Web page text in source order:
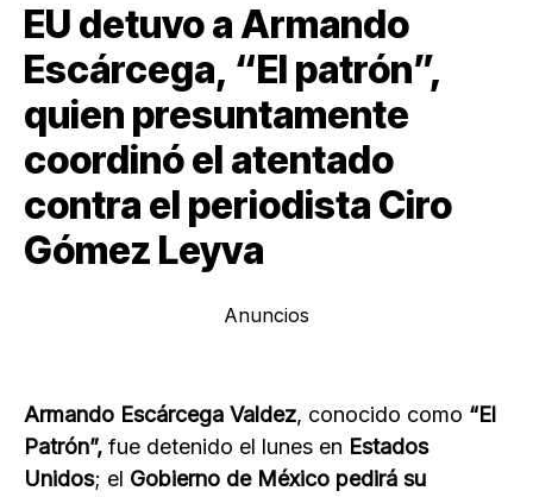
EU detuvo a Armando
Escárcega, “El patrón”,
quien presuntamente
coordinó el atentado
contra el periodista Ciro
Gómez Leyva
Anuncios
Armando Escárcega Valdez, conocido como “El
Patrón”, fue detenido el lunes en Estados
Unidos; el Gobierno de México pedirá su